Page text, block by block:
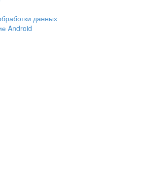
данных
Android